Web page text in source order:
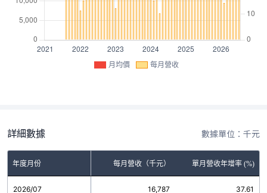
月均價 每月營收
詳細數據 數據單位：千元
年度月份 每月營收（千元） 單月營收年增率 (%)
2026/07 16,787 37.61